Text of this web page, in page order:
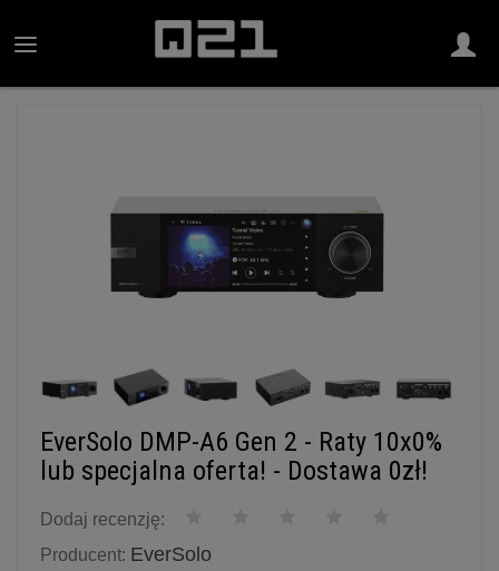
EverSolo DMP-A6 Gen 2 - Raty 10x0%
lub specjalna oferta! - Dostawa 0zł!
Dodaj recenzję:
Producent: EverSolo